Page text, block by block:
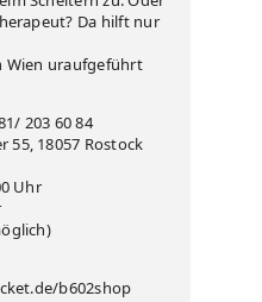
Da hilft nur
Wien uraufgeführt
203 60 84
55, 18057 Rostock
Uhr
b602shop